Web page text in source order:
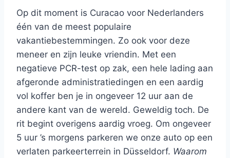
Op dit moment is Curacao voor Nederlanders
één van de meest populaire
vakantiebestemmingen. Zo ook voor deze
meneer en zijn leuke vriendin. Met een
negatieve PCR-test op zak, een hele lading aan
afgeronde administratiedingen en een aardig
vol koffer ben je in ongeveer 12 uur aan de
andere kant van de wereld. Geweldig toch. De
rit begint overigens aardig vroeg. Om ongeveer
5 uur ’s morgens parkeren we onze auto op een
verlaten parkeerterrein in Düsseldorf. Waarom